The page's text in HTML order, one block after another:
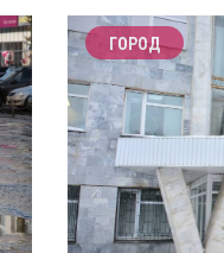
ГОРОД